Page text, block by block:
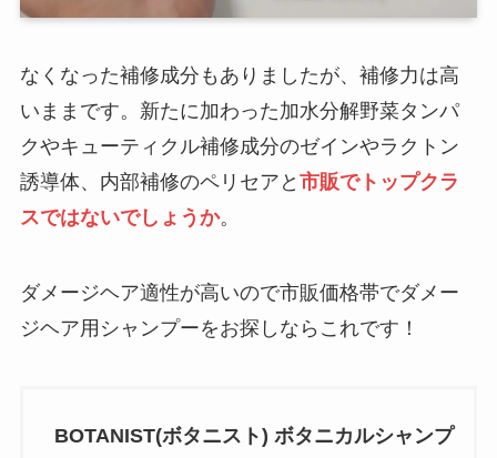
なくなった補修成分もありましたが、補修力は高
いままです。新たに加わった加水分解野菜タンパ
クやキューティクル補修成分のゼインやラクトン
誘導体、内部補修のペリセアと 市販でトップクラ
スではないでしょうか。
ダメージヘア適性が高いので市販価格帯でダメー
ジヘア用シャンプーをお探しならこれです！
BOTANIST(ボタニスト) ボタニカルシャンプ